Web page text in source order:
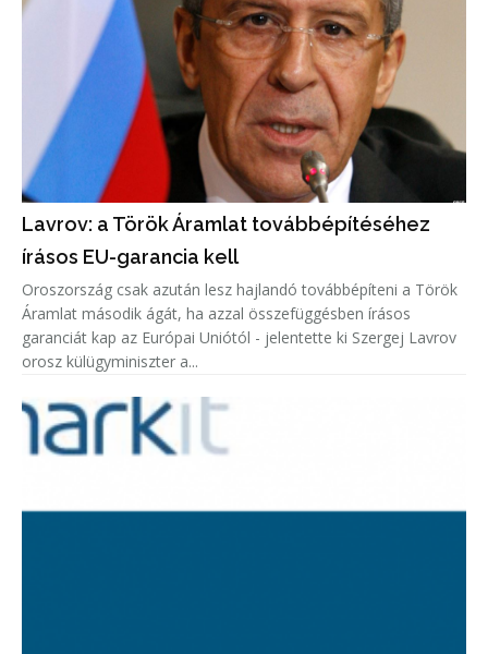
Lavrov: a Török Áramlat továbbépítéséhez
írásos EU-garancia kell
Oroszország csak azután lesz hajlandó továbbépíteni a Török
Áramlat második ágát, ha azzal összefüggésben írásos
garanciát kap az Európai Uniótól - jelentette ki Szergej Lavrov
orosz külügyminiszter a...